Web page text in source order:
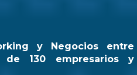
y Negocios entre
130 empresarios y